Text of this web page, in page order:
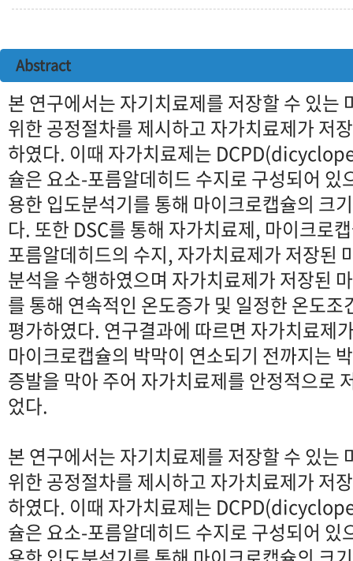
Abstract
본 연구에서는 자기치료제를 저장할 수 있는
위한 공정절차를 제시하고 자가치료제가 저
하였다. 이때 자가치료제는
슐은 요소-포름알데히드 수지로 구성되어 있
용한 입도분석기를 통해 마이크로캡슐의 크
다. 또한 DSC를 통해 자가치료제, 마이크로
포름알데히드의 수지, 자가치료제가 저장된
분석을 수행하였으며 자가치료제가 저장된
를 통해 연속적인 온도증가 및 일정한 온도
평가하였다. 연구결과에 따르면 자가치료제
마이크로캡슐의 박막이 연소되기 전까지는
증발을 막아 주어 자가치료제를 안정적으로
었다.
본 연구에서는 자기치료제를 저장할 수 있는
위한 공정절차를 제시하고 자가치료제가 저
하였다. 이때 자가치료제는
슐은 요소-포름알데히드 수지로 구성되어 있